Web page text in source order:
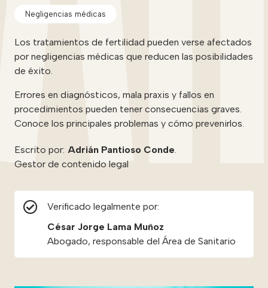
Negligencias médicas
Los tratamientos de fertilidad pueden verse afectados
por negligencias médicas que reducen las posibilidades
de éxito.
Errores en diagnósticos, mala praxis y fallos en
procedimientos pueden tener consecuencias graves.
Conoce los principales problemas y cómo prevenirlos.
Escrito por: Adrián Pantioso Conde
Gestor de contenido legal
Verificado legalmente por:
César Jorge Lama Muñoz
Abogado, responsable del Área de Sanitario